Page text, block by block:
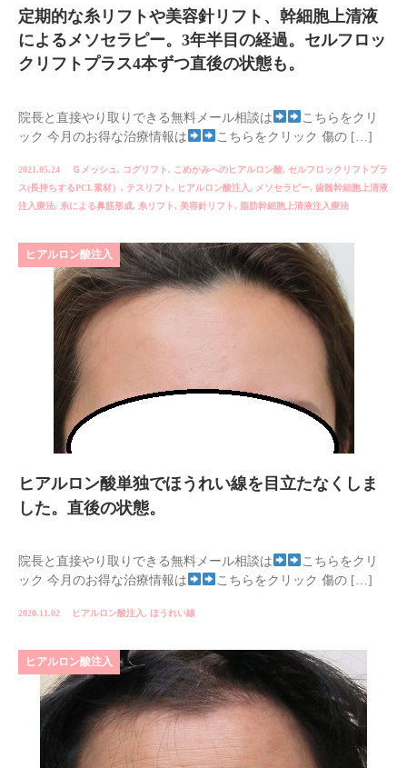
定期的な糸リフトや美容針リフト、幹細胞上清液
によるメソセラピー。3年半目の経過。セルフロッ
クリフトプラス4本ずつ直後の状態も。
院長と直接やり取りできる無料メール相談は
こちらをクリ
ック 今月のお得な治療情報は
こちらをクリック 傷の […]
2021.05.24 Ｇメッシュ , コグリフト, こめかみへのヒアルロン酸, セルフロックリフトプラ
ス(長持ちするPCL素材） , テスリフト, ヒアルロン酸注入, メソセラピー, 歯髄幹細胞上清液
注入療法, 糸による鼻筋形成, 糸リフト, 美容針リフト, 脂肪幹細胞上清液注入療法
ヒアルロン酸注入
ヒアルロン酸単独でほうれい線を目立たなくしま
した。直後の状態。
院長と直接やり取りできる無料メール相談は
こちらをクリ
ック 今月のお得な治療情報は
こちらをクリック 傷の […]
2020.11.02 ヒアルロン酸注入, ほうれい線
ヒアルロン酸注入